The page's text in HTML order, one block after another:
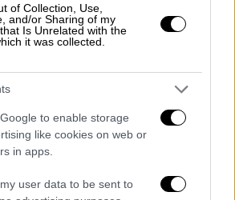
of Collection, Use,
and/or Sharing of my
Is Unrelated with the
it was collected.
to enable storage
like cookies on web or
in apps.
user data to be sent to